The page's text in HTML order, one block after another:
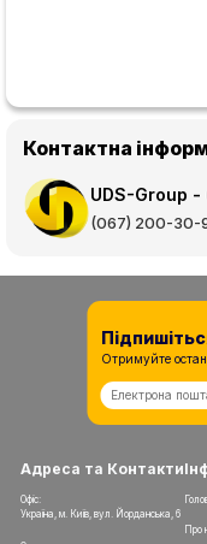
Контактна
UDS-Group -
(067) 200-30-
Адреса та Контакти
Офіс:
Україна, м. Київ, вул. Йорданська, 6
Про
Отримуйте